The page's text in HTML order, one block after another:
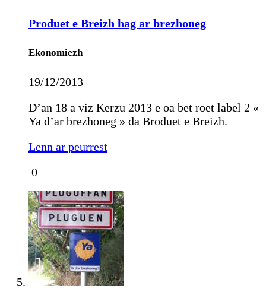
Produet e Breizh hag ar brezhoneg
Ekonomiezh
19/12/2013
D’an 18 a viz Kerzu 2013 e oa bet roet label 2 «
Ya d’ar brezhoneg » da Broduet e Breizh.
Lenn ar peurrest
0